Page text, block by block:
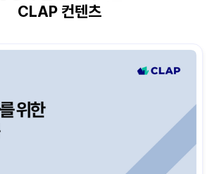
CLAP 컨텐츠